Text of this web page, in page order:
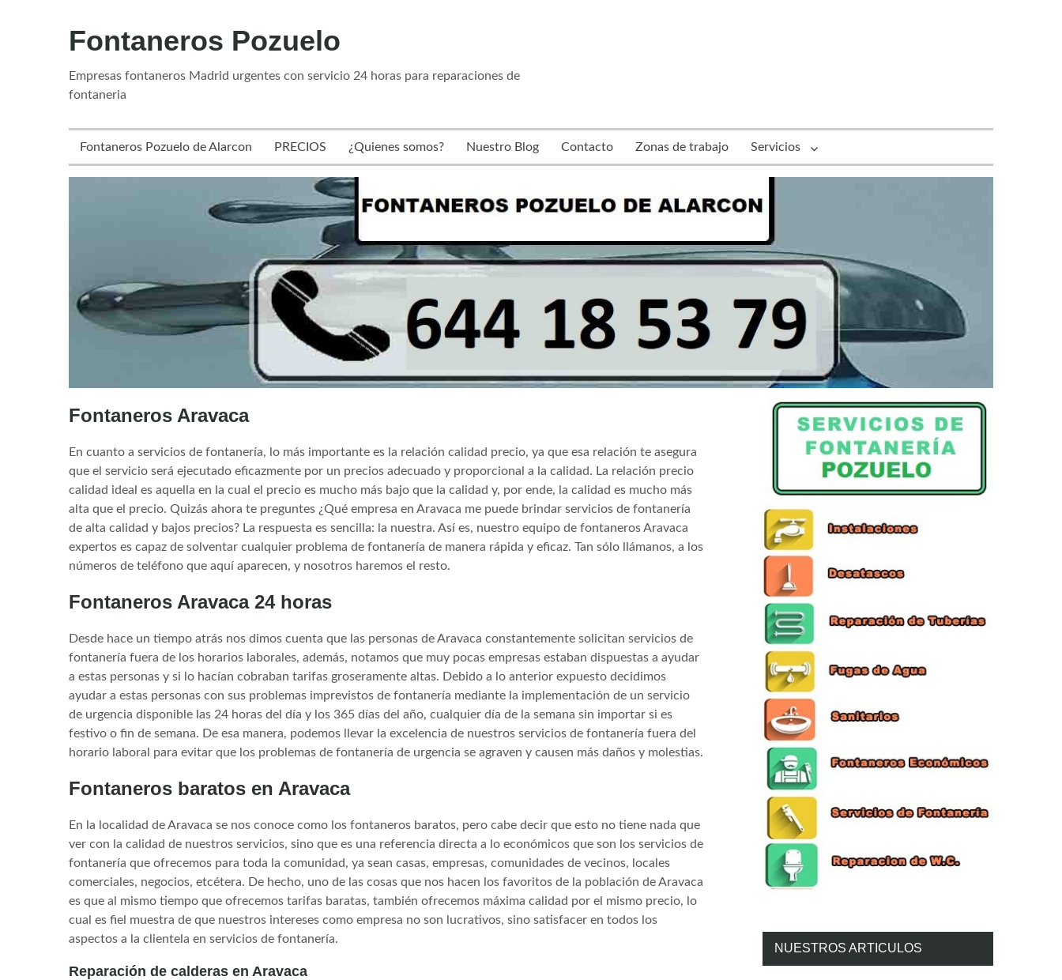
Fontaneros Pozuelo
Empresas fontaneros Madrid urgentes con servicio 24 horas para reparaciones de
fontaneria
Fontaneros Pozuelo de Alarcon PRECIOS ¿Quienes somos? Nuestro Blog Contacto Zonas de trabajo Servicios
Fontaneros Aravaca
En cuanto a servicios de fontanería, lo más importante es la relación calidad precio, ya que esa relación te asegura
que el servicio será ejecutado eficazmente por un precios adecuado y proporcional a la calidad. La relación precio
calidad ideal es aquella en la cual el precio es mucho más bajo que la calidad y, por ende, la calidad es mucho más
alta que el precio. Quizás ahora te preguntes ¿Qué empresa en Aravaca me puede brindar servicios de fontanería
de alta calidad y bajos precios? La respuesta es sencilla: la nuestra. Así es, nuestro equipo de fontaneros Aravaca
expertos es capaz de solventar cualquier problema de fontanería de manera rápida y eficaz. Tan sólo llámanos, a los
números de teléfono que aquí aparecen, y nosotros haremos el resto.
Fontaneros Aravaca 24 horas
Desde hace un tiempo atrás nos dimos cuenta que las personas de Aravaca constantemente solicitan servicios de
fontanería fuera de los horarios laborales, además, notamos que muy pocas empresas estaban dispuestas a ayudar
a estas personas y si lo hacían cobraban tarifas groseramente altas. Debido a lo anterior expuesto decidimos
ayudar a estas personas con sus problemas imprevistos de fontanería mediante la implementación de un servicio
de urgencia disponible las 24 horas del día y los 365 días del año, cualquier día de la semana sin importar si es
festivo o fin de semana. De esa manera, podemos llevar la excelencia de nuestros servicios de fontanería fuera del
horario laboral para evitar que los problemas de fontanería de urgencia se agraven y causen más daños y molestias.
Fontaneros baratos en Aravaca
En la localidad de Aravaca se nos conoce como los fontaneros baratos, pero cabe decir que esto no tiene nada que
ver con la calidad de nuestros servicios, sino que es una referencia directa a lo económicos que son los servicios de
fontanería que ofrecemos para toda la comunidad, ya sean casas, empresas, comunidades de vecinos, locales
comerciales, negocios, etcétera. De hecho, uno de las cosas que nos hacen los favoritos de la población de Aravaca
es que al mismo tiempo que ofrecemos tarifas baratas, también ofrecemos máxima calidad por el mismo precio, lo
cual es fiel muestra de que nuestros intereses como empresa no son lucrativos, sino satisfacer en todos los
aspectos a la clientela en servicios de fontanería.
Reparación de calderas en Aravaca
NUESTROS ARTICULOS